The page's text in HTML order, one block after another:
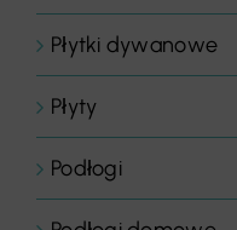
Płytki dywanowe
Płyty
Podłogi